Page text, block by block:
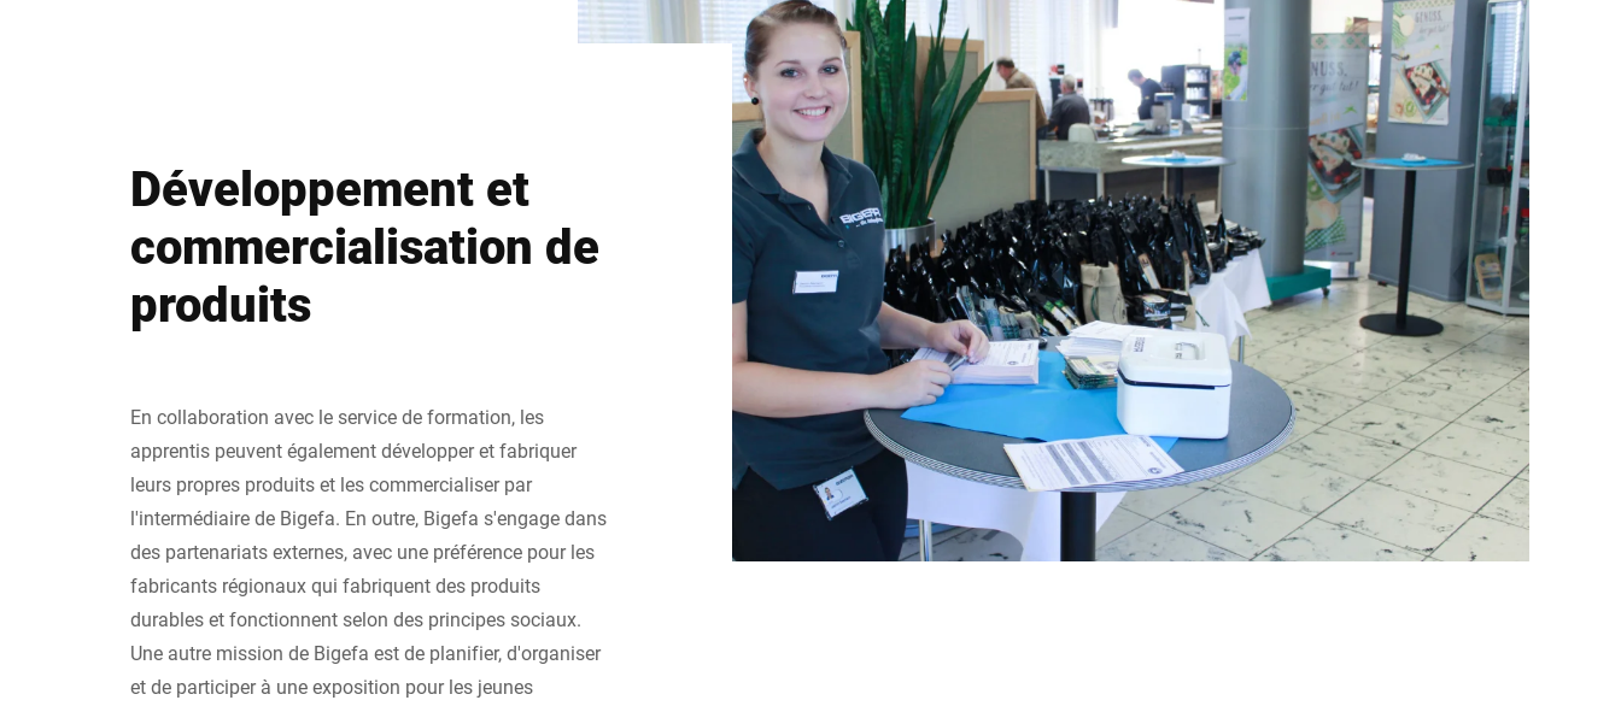
Développement et
commercialisation de
produits
En collaboration avec le service de formation, les
apprentis peuvent également développer et fabriquer
leurs propres produits et les commercialiser par
l'intermédiaire de Bigefa. En outre, Bigefa s'engage dans
des partenariats externes, avec une préférence pour les
fabricants régionaux qui fabriquent des produits
durables et fonctionnent selon des principes sociaux.
Une autre mission de Bigefa est de planifier, d'organiser
et de participer à une exposition pour les jeunes